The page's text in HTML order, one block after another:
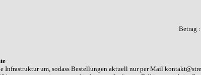
Betrag :
Infrastruktur um, sodass Bestellungen aktuell nur per Mail